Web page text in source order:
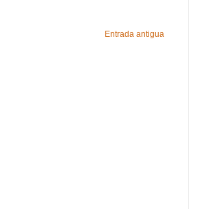
Entrada antigua